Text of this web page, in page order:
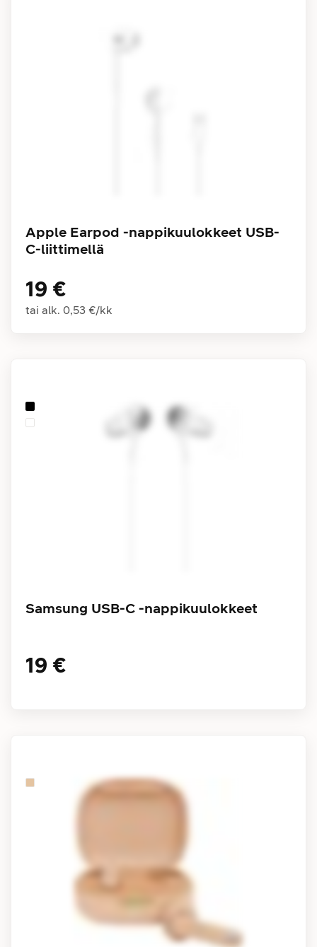
Apple Earpod -nappikuulokkeet USB-
C-liittimellä
19 €
tai alk. 0,53 €/kk
Samsung USB-C -nappikuulokkeet
19 €